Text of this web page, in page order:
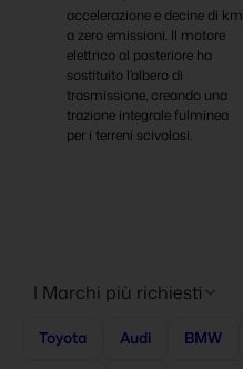
accelerazione e decine di km
a zero emissioni. Il motore
elettrico al posteriore ha
sostituito l’albero di
trasmissione, creando una
trazione integrale fulminea
per i terreni scivolosi.
I Marchi più richiesti
Toyota Audi BMW